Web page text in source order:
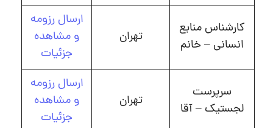
کارشناس منابع
انسانی – خانم
تهران
ارسال رزومه
و مشاهده
جزئیات
سرپرست
لجستیک – آقا
تهران
ارسال رزومه
و مشاهده
جزئیات